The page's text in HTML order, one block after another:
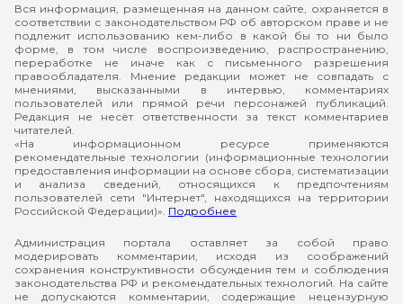
Вся информация, размещенная на данном сайте, охраняется в
соответствии с законодательством РФ об авторском праве и не
подлежит использованию кем-либо в какой бы то ни было
форме, в том числе воспроизведению, распространению,
переработке не иначе как с письменного разрешения
правообладателя. Мнение редакции может не совпадать с
мнениями, высказанными в интервью, комментариях
пользователей или прямой речи персонажей публикаций.
Редакция не несёт ответственности за текст комментариев
читателей.
«На информационном ресурсе применяются
рекомендательные технологии (информационные технологии
предоставления информации на основе сбора, систематизации
и анализа сведений, относящихся к предпочтениям
пользователей сети "Интернет", находящихся на территории
Российской Федерации)». Подробнее
Администрация портала оставляет за собой право
модерировать комментарии, исходя из соображений
сохранения конструктивности обсуждения тем и соблюдения
законодательства РФ и рекомендательных технологий. На сайте
не допускаются комментарии, содержащие нецензурную